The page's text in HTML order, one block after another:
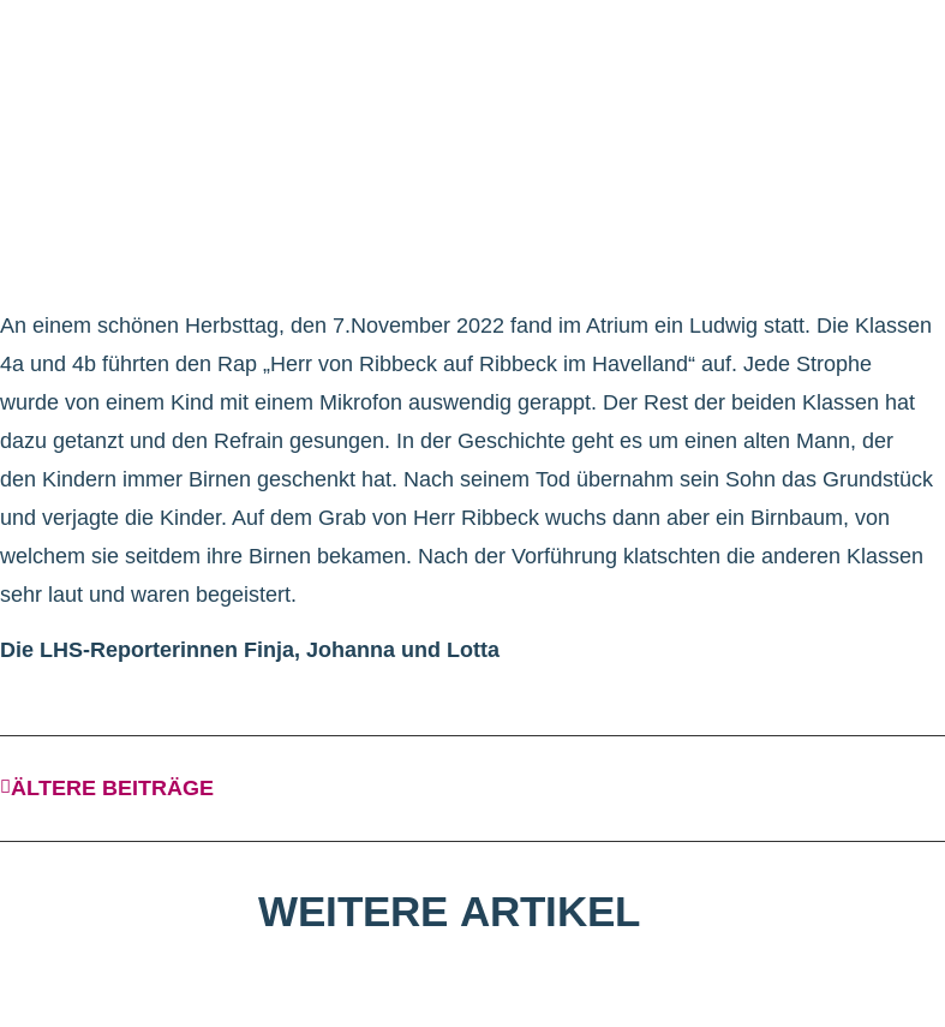
An einem schönen Herbsttag, den 7.November 2022 fand im Atrium ein Ludwig statt. Die Klassen
4a und 4b führten den Rap „Herr von Ribbeck auf Ribbeck im Havelland“ auf. Jede Strophe
wurde von einem Kind mit einem Mikrofon auswendig gerappt. Der Rest der beiden Klassen hat
dazu getanzt und den Refrain gesungen. In der Geschichte geht es um einen alten Mann, der
den Kindern immer Birnen geschenkt hat. Nach seinem Tod übernahm sein Sohn das Grundstück
und verjagte die Kinder. Auf dem Grab von Herr Ribbeck wuchs dann aber ein Birnbaum, von
welchem sie seitdem ihre Birnen bekamen. Nach der Vorführung klatschten die anderen Klassen
sehr laut und waren begeistert.
Die LHS-Reporterinnen Finja, Johanna und Lotta
ÄLTERE BEITRÄGE
WEITERE ARTIKEL